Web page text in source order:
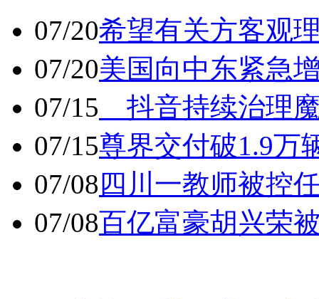
07/20希望有关方客观
07/20美国向中东紧急
07/15 抖音持续治理
07/15尊界交付破1.9万
07/08 四川一教师被控
07/08百亿富豪胡兴荣